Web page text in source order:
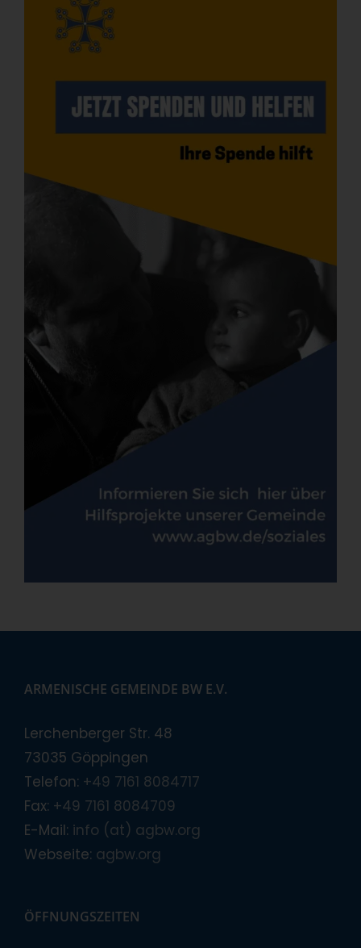
ARMENISCHE GEMEINDE BW E.V.
Lerchenberger Str. 48
73035 Göppingen
Telefon: +49 7161 8084717
Fax: +49 7161 8084709
E-Mail: info (at) agbw.org
Webseite: agbw.org
ÖFFNUNGSZEITEN